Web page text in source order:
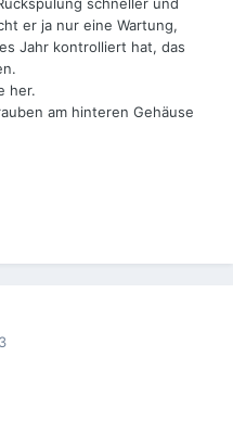
schneller und
er ja nur eine Wartung,
Jahr kontrolliert hat, das
her.
am hinteren Gehäuse